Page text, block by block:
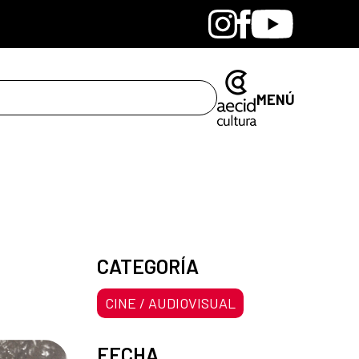
BandcampInstagram
Facebook
Youtube
MENÚ
CATEGORÍA
CINE / AUDIOVISUAL
FECHA